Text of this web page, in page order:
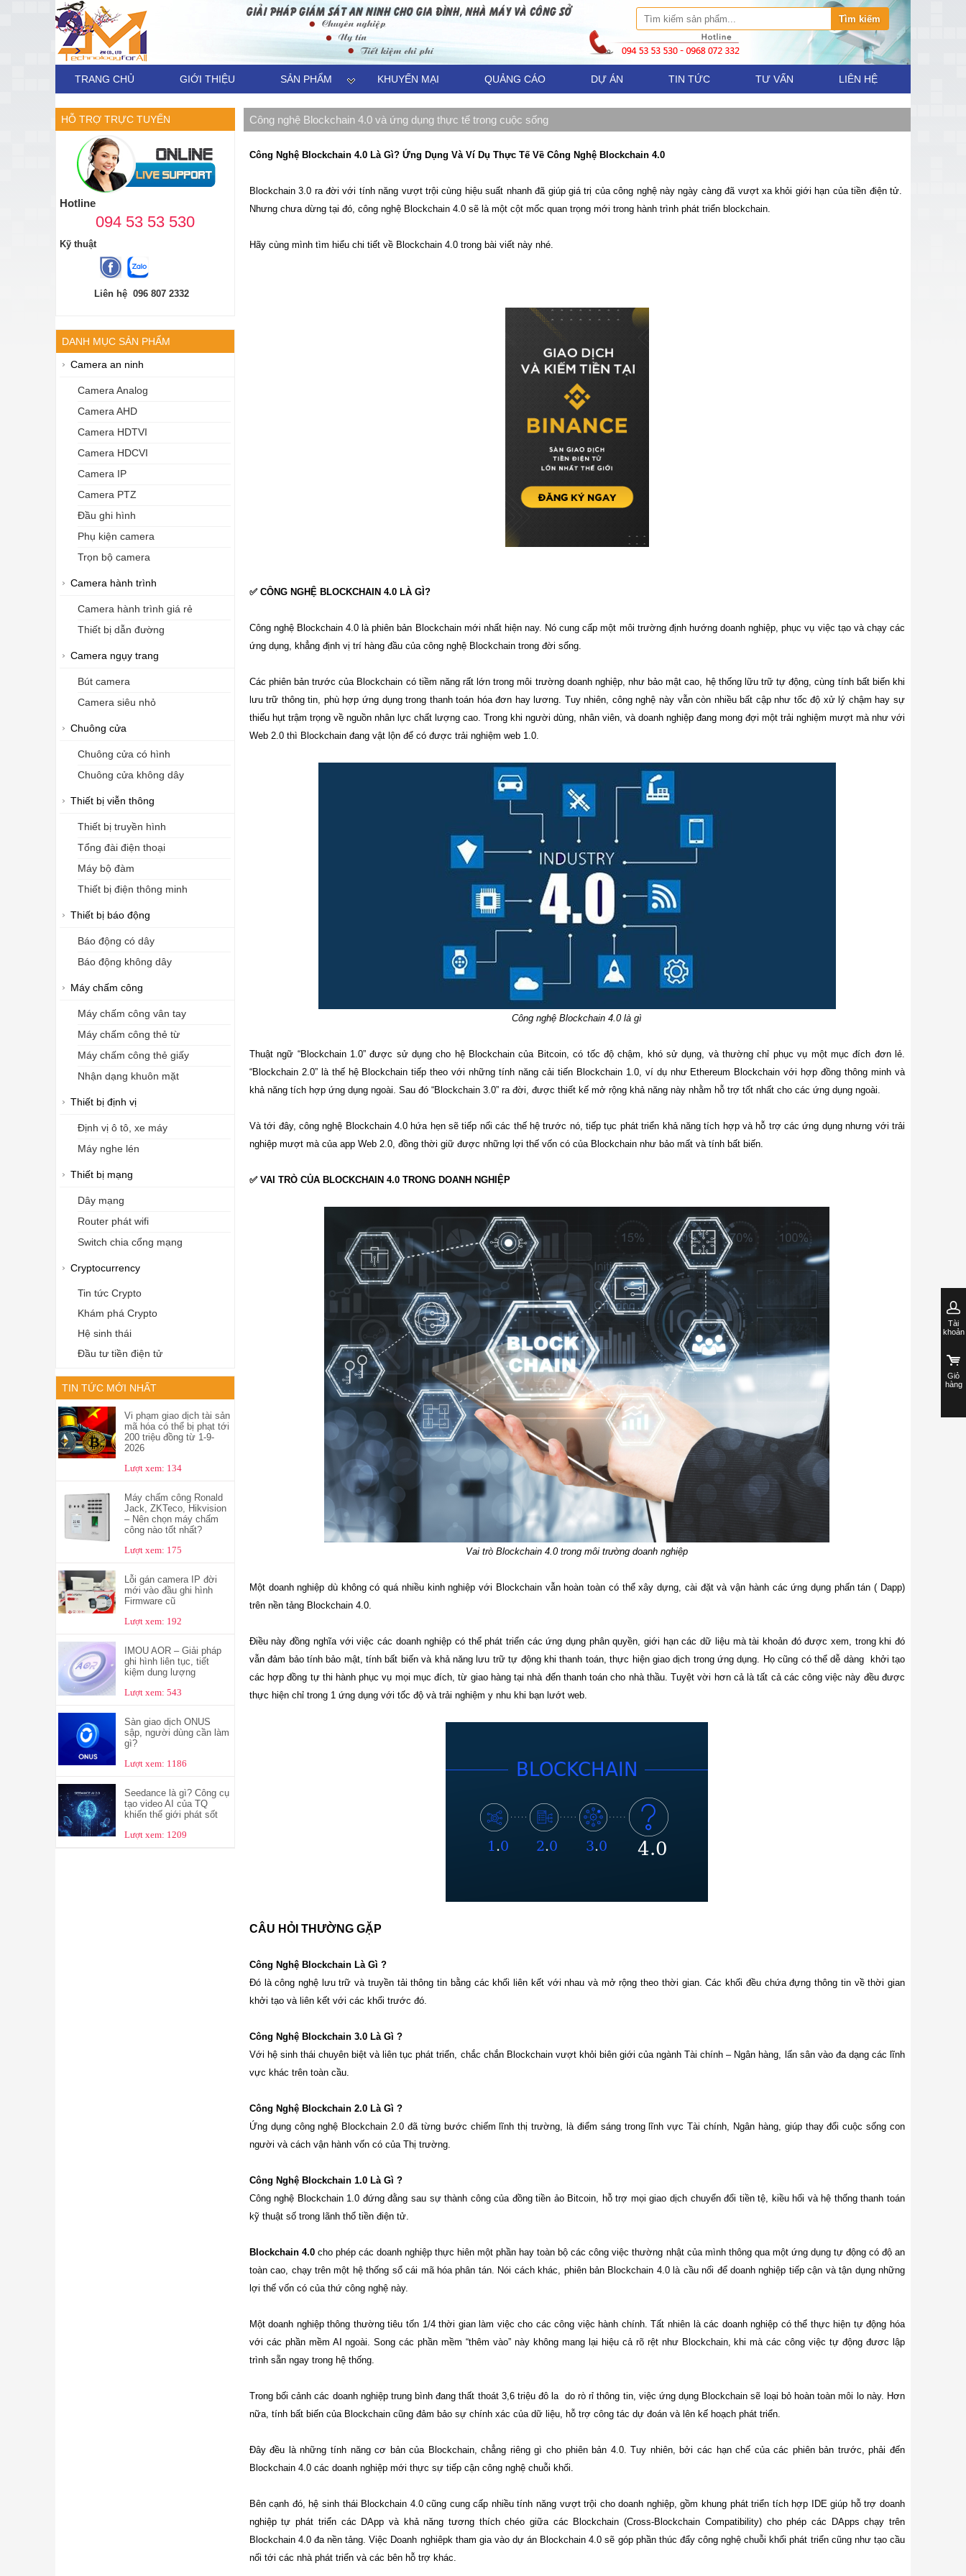
TRANG CHỦ GIỚI THIỆU SẢN PHẨM KHUYẾN MẠI QUẢNG CÁO DỰ ÁN TIN TỨC TƯ VẤN LIÊN HỆ
HỖ TRỢ TRỰC TUYẾN
Hotline
094 53 53 530
Kỹ thuật
Liên hệ 096 807 2332
DANH MỤC SẢN PHẨM
Camera an ninh
Camera Analog
Camera AHD
Camera HDTVI
Camera HDCVI
Camera IP
Camera PTZ
Đầu ghi hình
Phụ kiện camera
Trọn bộ camera
Camera hành trình
Camera hành trình giá rẻ
Thiết bị dẫn đường
Camera ngụy trang
Bút camera
Camera siêu nhỏ
Chuông cửa
Chuông cửa có hình
Chuông cửa không dây
Thiết bị viễn thông
Thiết bị truyền hình
Tổng đài điện thoại
Máy bộ đàm
Thiết bị điện thông minh
Thiết bị báo động
Báo động có dây
Báo động không dây
Máy chấm công
Máy chấm công vân tay
Máy chấm công thẻ từ
Máy chấm công thẻ giấy
Nhận dạng khuôn mặt
Thiết bị định vị
Định vị ô tô, xe máy
Máy nghe lén
Thiết bị mạng
Dây mạng
Router phát wifi
Switch chia cổng mạng
Cryptocurrency
Tin tức Crypto
Khám phá Crypto
Hệ sinh thái
Đầu tư tiền điện tử
TIN TỨC MỚI NHẤT
Vi phạm giao dịch tài sản
mã hóa có thể bị phạt tới
200 triệu đồng từ 1-9-
2026
Lượt xem: 134
Máy chấm công Ronald
Jack, ZKTeco, Hikvision
– Nên chọn máy chấm
công nào tốt nhất?
Lượt xem: 175
Lỗi gán camera IP đời
mới vào đầu ghi hình
Firmware cũ
Lượt xem: 192
IMOU AOR – Giải pháp
ghi hình liên tục, tiết
kiệm dung lượng
Lượt xem: 543
Sàn giao dịch ONUS
sập, người dùng cần làm
gì?
Lượt xem: 1186
Seedance là gì? Công cụ
tạo video AI của TQ
khiến thế giới phát sốt
Lượt xem: 1209
Công nghệ Blockchain 4.0 và ứng dụng thực tế trong cuộc sống
Công Nghệ Blockchain 4.0 Là Gì? Ứng Dụng Và Ví Dụ Thực Tế Về Công Nghệ Blockchain 4.0
Blockchain 3.0 ra đời với tính năng vượt trội cùng hiệu suất nhanh đã giúp giá trị của công nghệ này ngày càng đã vượt xa khỏi giới hạn của tiền điện tử.
Nhưng chưa dừng tại đó, công nghệ Blockchain 4.0 sẽ là một cột mốc quan trọng mới trong hành trình phát triển blockchain.
Hãy cùng mình tìm hiểu chi tiết về Blockchain 4.0 trong bài viết này nhé.
✅ CÔNG NGHỆ BLOCKCHAIN 4.0 LÀ GÌ?
Công nghệ Blockchain 4.0 là phiên bản Blockchain mới nhất hiện nay. Nó cung cấp một môi trường định hướng doanh nghiệp, phục vụ việc tạo và chạy các
ứng dụng, khẳng định vị trí hàng đầu của công nghệ Blockchain trong đời sống.
Các phiên bản trước của Blockchain có tiềm năng rất lớn trong môi trường doanh nghiệp, như bảo mật cao, hệ thống lữu trữ tự động, cùng tính bất biến khi
lưu trữ thông tin, phù hợp ứng dụng trong thanh toán hóa đơn hay lương. Tuy nhiên, công nghệ này vẫn còn nhiều bất cập như tốc độ xử lý chậm hay sự
thiếu hụt trậm trọng về nguồn nhân lực chất lượng cao. Trong khi người dùng, nhân viên, và doanh nghiệp đang mong đợi một trải nghiệm mượt mà như với
Web 2.0 thì Blockchain đang vật lộn để có được trải nghiệm web 1.0.
Công nghệ Blockchain 4.0 là gì
Thuật ngữ “Blockchain 1.0” được sử dụng cho hệ Blockchain của Bitcoin, có tốc độ chậm, khó sử dụng, và thường chỉ phục vụ một mục đích đơn lẻ.
“Blockchain 2.0” là thế hệ Blockchain tiếp theo với những tính năng cải tiến Blockchain 1.0, ví dụ như Ethereum Blockchain với hợp đồng thông minh và
khả năng tích hợp ứng dụng ngoài. Sau đó “Blockchain 3.0” ra đời, được thiết kế mở rộng khả năng này nhằm hỗ trợ tốt nhất cho các ứng dụng ngoài.
Và tới đây, công nghệ Blockchain 4.0 hứa hẹn sẽ tiếp nối các thế hệ trước nó, tiếp tục phát triển khả năng tích hợp và hỗ trợ các ứng dụng nhưng với trải
nghiệp mượt mà của app Web 2.0, đồng thời giữ được những lợi thế vốn có của Blockchain như bảo mất và tính bất biến.
✅ VAI TRÒ CỦA BLOCKCHAIN 4.0 TRONG DOANH NGHIỆP
Vai trò Blockchain 4.0 trong môi trường doanh nghiệp
Một doanh nghiệp dù không có quá nhiều kinh nghiệp với Blockchain vẫn hoàn toàn có thể xây dựng, cài đặt và vận hành các ứng dụng phấn tán ( Dapp)
trên nền tảng Blockchain 4.0.
Điều này đồng nghĩa với việc các doanh nghiệp có thể phát triển các ứng dụng phân quyền, giới hạn các dữ liệu mà tài khoản đó được xem, trong khi đó
vẫn đảm bảo tính bảo mật, tính bất biến và khả năng lưu trữ tự động khi thanh toán, thực hiện giao dịch trong ứng dụng. Họ cũng có thể dễ dàng khởi tạo
các hợp đồng tự thi hành phục vụ mọi mục đích, từ giao hàng tại nhà đến thanh toán cho nhà thầu. Tuyệt vời hơn cả là tất cả các công việc này đều được
thực hiện chỉ trong 1 ứng dụng với tốc độ và trải nghiệm y nhu khi bạn lướt web.
CÂU HỎI THƯỜNG GẶP
Công Nghệ Blockchain Là Gì ?
Đó là công nghệ lưu trữ và truyền tải thông tin bằng các khối liên kết với nhau và mở rộng theo thời gian. Các khối đều chứa đựng thông tin về thời gian
khởi tạo và liên kết với các khối trước đó.
Công Nghệ Blockchain 3.0 Là Gì ?
Với hệ sinh thái chuyên biệt và liên tục phát triển, chắc chắn Blockchain vượt khỏi biên giới của ngành Tài chính – Ngân hàng, lấn sân vào đa dạng các lĩnh
vực khác trên toàn cầu.
Công Nghệ Blockchain 2.0 Là Gì ?
Ứng dụng công nghệ Blockchain 2.0 đã từng bước chiếm lĩnh thị trường, là điểm sáng trong lĩnh vực Tài chính, Ngân hàng, giúp thay đổi cuộc sống con
người và cách vận hành vốn có của Thị trường.
Công Nghệ Blockchain 1.0 Là Gì ?
Công nghệ Blockchain 1.0 đứng đằng sau sự thành công của đồng tiền ảo Bitcoin, hỗ trợ mọi giao dịch chuyển đổi tiền tệ, kiều hối và hệ thống thanh toán
kỹ thuật số trong lãnh thổ tiền điện tử.
Blockchain 4.0cho phép các doanh nghiệp thực hiên một phần hay toàn bộ các công việc thường nhật của mình thông qua một ứng dụng tự động có độ an
toàn cao, chạy trên một hệ thống sổ cái mã hóa phân tán. Nói cách khác, phiên bản Blockchain 4.0 là cầu nối để doanh nghiệp tiếp cận và tận dụng những
lợi thế vốn có của thứ công nghệ này.
Một doanh nghiệp thông thường tiêu tốn 1/4 thời gian làm việc cho các công việc hành chính. Tất nhiên là các doanh nghiệp có thể thực hiện tự động hóa
với các phần mềm AI ngoài. Song các phần mềm “thêm vào” này không mang lại hiệu cả rõ rệt như Blockchain, khi mà các công việc tự động đươc lập
trình sẵn ngay trong hệ thống.
Trong bối cảnh các doanh nghiệp trung bình đang thất thoát 3,6 triệu đô la do rò rỉ thông tin, việc ứng dụng Blockchain sẽ loại bỏ hoàn toàn môi lo này. Hơn
nữa, tính bất biến của Blockchain cũng đảm bảo sự chính xác của dữ liệu, hỗ trợ công tác dự đoán và lên kế hoạch phát triển.
Đây đều là những tính năng cơ bản của Blockchain, chẳng riêng gì cho phiên bản 4.0. Tuy nhiên, bởi các hạn chế của các phiên bản trước, phải đến
Blockchain 4.0 các doanh nghiệp mới thực sự tiếp cận công nghệ chuỗi khối.
Bên cạnh đó, hệ sinh thái Blockchain 4.0 cũng cung cấp nhiều tính năng vượt trội cho doanh nghiệp, gồm khung phát triển tích hợp IDE giúp hỗ trợ doanh
nghiệp tự phát triển các DApp và khả năng tương thích chéo giữa các Blockchain (Cross-Blockchain Compatibility) cho phép các DApps chạy trên
Blockchain 4.0 đa nền tảng. Việc Doanh nghiêpk tham gia vào dự án Blockchain 4.0 sẽ góp phần thúc đẩy công nghệ chuỗi khối phát triển cũng như tạo cầu
nối tới các nhà phát triển và các bên hỗ trợ khác.
Tài
khoản
Giỏ
hàng